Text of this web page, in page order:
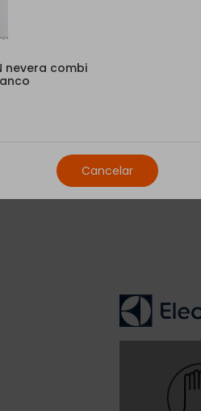
Este servicio
eléctrica, y
nevera combi
Cancelar